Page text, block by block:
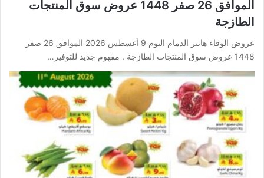
الموافق 26 صفر 1448 عروض سوق المنتجات
الطازجة
عروض الوفاء هايبر الدمام اليوم 9 أغسطس 2026 الموافق 26 صفر
1448 عروض سوق المنتجات الطازجة . مفهوم جديد للتوفير…